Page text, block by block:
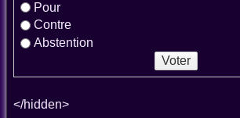
Pour
Contre
Abstention
</hidden>